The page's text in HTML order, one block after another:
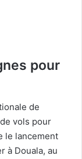
pour
de
vols pour
le lancement
à Douala, au